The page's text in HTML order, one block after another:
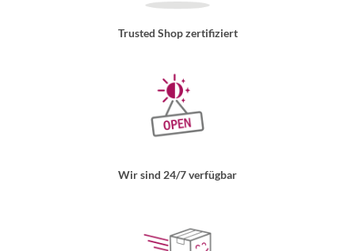
Trusted Shop zertifiziert
Wir sind 24/7 verfügbar